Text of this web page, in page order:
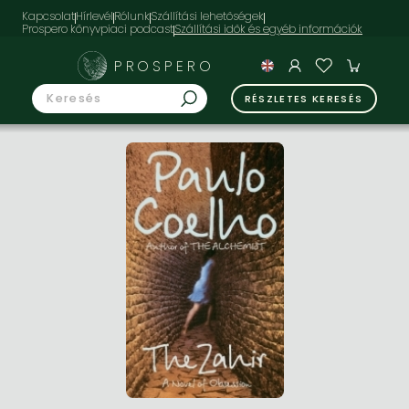
KapcsolatHírlevélRólunkSzállítási lehetőségek
Prospero könyvpiaci podcast
PROSPERO
RÉSZLETES KERESÉS